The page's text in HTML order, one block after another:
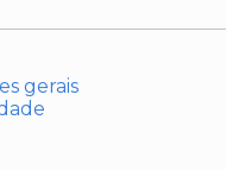
gerais